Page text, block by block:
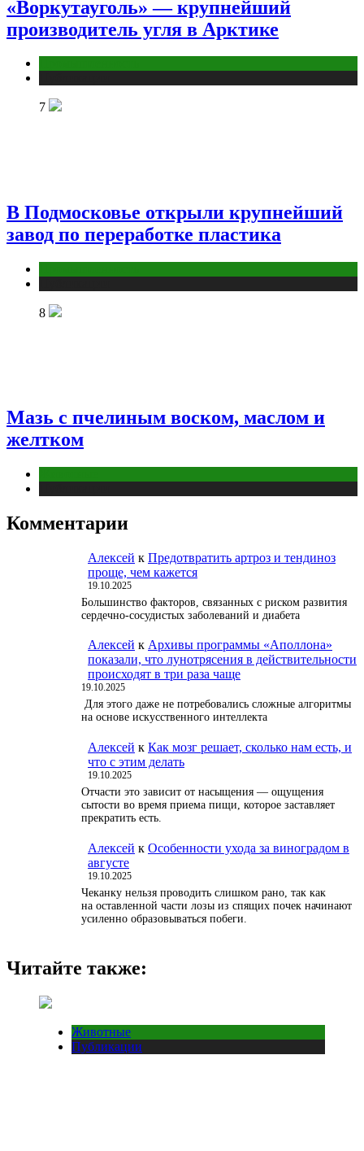
«Воркутауголь» — крупнейший
производитель угля в Арктике
7
В Подмосковье открыли крупнейший
завод по переработке пластика
8
Мазь с пчелиным воском, маслом и
желтком
Комментарии
Алексей к Предотвратить артроз и тендиноз
проще, чем кажется
19.10.2025
Большинство факторов, связанных с риском развития
сердечно-сосудистых заболеваний и диабета
Алексей к Архивы программы «Аполлона»
показали, что лунотрясения в действительности
происходят в три раза чаще
19.10.2025
Для этого даже не потребовались сложные алгоритмы
на основе искусственного интеллекта
Алексей к Как мозг решает, сколько нам есть, и
что с этим делать
19.10.2025
Отчасти это зависит от насыщения — ощущения
сытости во время приема пищи, которое заставляет
прекратить есть.
Алексей к Особенности ухода за виноградом в
августе
19.10.2025
Чеканку нельзя проводить слишком рано, так как
на оставленной части лозы из спящих почек начинают
усиленно образовываться побеги.
Читайте также:
Животные
Публикации